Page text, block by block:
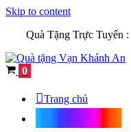
Skip to content
Quà Tặng Trực Tuyến :
Cart
0
Trang chủ